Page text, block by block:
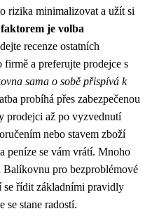
rizika minimalizovat a užít si
je volba
recenze ostatních
a preferujte prodejce s
sama o sobě přispívá k
probíhá přes zabezpečenou
prodejci až po vyzvednutí
nebo stavem zboží
peníze se vám vrátí. Mnoho
pro bezproblémové
se řídit základními pravidly
se stane radostí.